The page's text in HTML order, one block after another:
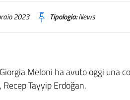
2023 Tipologia:News
Meloni ha avuto oggi una
Tayyip Erdoğan.